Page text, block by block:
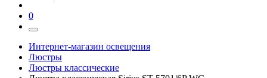
0
Интернет-магазин освещения
Люстры
Люстры классические